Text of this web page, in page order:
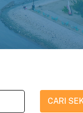
CARI